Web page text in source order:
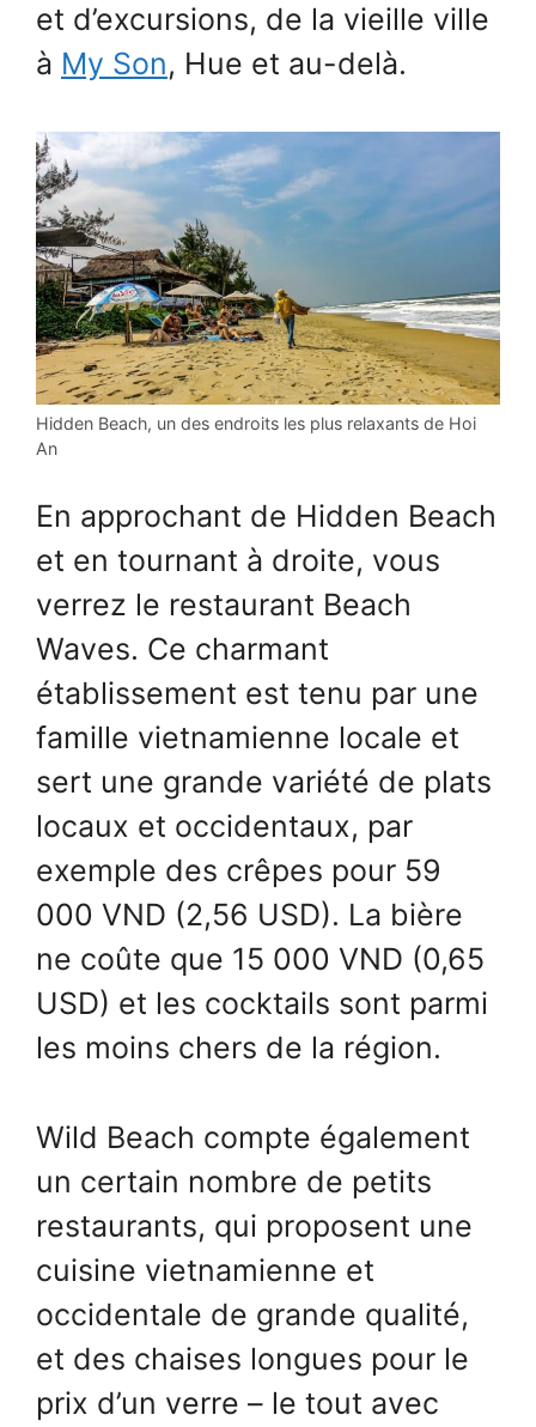
et d’excursions, de la vieille ville
à My Son, Hue et au-delà.
Hidden Beach, un des endroits les plus relaxants de Hoi
An
En approchant de Hidden Beach
et en tournant à droite, vous
verrez le restaurant Beach
Waves. Ce charmant
établissement est tenu par une
famille vietnamienne locale et
sert une grande variété de plats
locaux et occidentaux, par
exemple des crêpes pour 59
000 VND (2,56 USD). La bière
ne coûte que 15 000 VND (0,65
USD) et les cocktails sont parmi
les moins chers de la région.
Wild Beach compte également
un certain nombre de petits
restaurants, qui proposent une
cuisine vietnamienne et
occidentale de grande qualité,
et des chaises longues pour le
prix d’un verre – le tout avec